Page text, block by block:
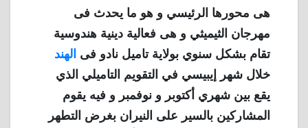
هى محورها الرئيسي و هو ما يحدث فى
مهرجان الثيميثي و هى فعالية دينية هندوسية
تقام بشكل سنوي بولاية تاميل نادو فى الهند
خلال شهر إيبيسي في التقويم التاميلي الذي
يقع بين شهري أكتوبر و نوفمبر و فيه يقوم
المشاركين بالسير على النيران بغرض التطهر